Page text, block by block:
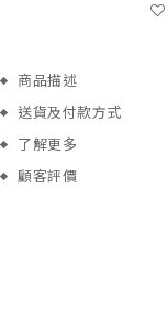
商品描述
送貨及付款方式
了解更多
顧客評價